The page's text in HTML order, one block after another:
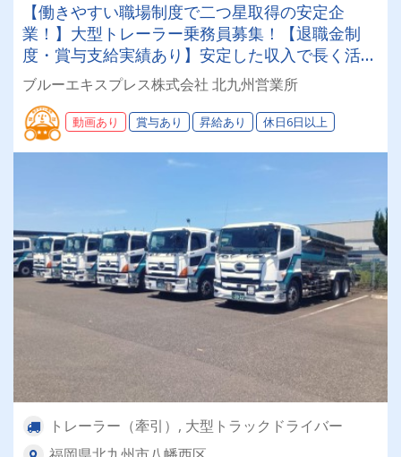
【働きやすい職場制度で二つ星取得の安定企
業！】大型トレーラー乗務員募集！【退職金制
度・賞与支給実績あり】安定した収入で長く活躍
できる環境です◎運行管理も徹底！無理な運行は
無く、週休二日制でしっかり休める♪
ブルーエキスプレス株式会社 北九州営業所
動画あり 賞与あり 昇給あり 休日6日以上
トレーラー（牽引）, 大型トラックドライバー